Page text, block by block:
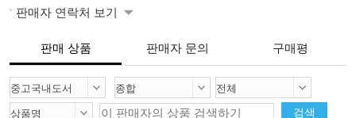
판매자 연락처 보기
판매 상품 판매자 문의 구매평
검색